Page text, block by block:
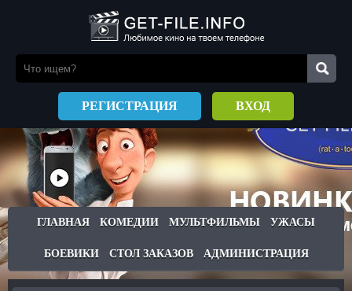
РЕГИСТРАЦИЯ ВХОД
ГЛАВНАЯ КОМЕДИИ МУЛЬТФИЛЬМЫ УЖАСЫ
БОЕВИКИ СТОЛ ЗАКАЗОВ АДМИНИСТРАЦИЯ